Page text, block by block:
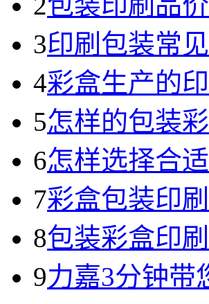
3印刷包装常
4彩盒生产的
5怎样的包装
6怎样选择合
7彩盒包装印
8包装彩盒印
9力嘉3分钟带